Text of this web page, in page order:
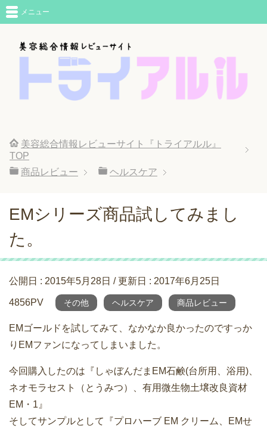
メニュー
美容総合情報レビューサイト『トライアルル』
TOP
商品レビュー
ヘルスケア
EMシリーズ商品試してみまし
た。
公開日 : 2015年5月28日 / 更新日 : 2017年6月25日
4856PV その他 ヘルスケア 商品レビュー
EMゴールドを試してみて、なかなか良かったのですっか
りEMファンになってしまいました。
今回購入したのは『しゃぼんだまEM石鹸(台所用、浴用)、
ネオモラセスト（とうみつ）、有用微生物土壌改良資材
EM・1』
そしてサンプルとして『プロハーブ EM クリーム、EMせ